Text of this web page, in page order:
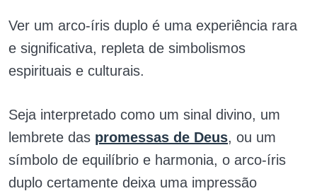
Ver um arco-íris duplo é uma experiência rara
e significativa, repleta de simbolismos
espirituais e culturais.
Seja interpretado como um sinal divino, um
lembrete das promessas de Deus, ou um
símbolo de equilíbrio e harmonia, o arco-íris
duplo certamente deixa uma impressão